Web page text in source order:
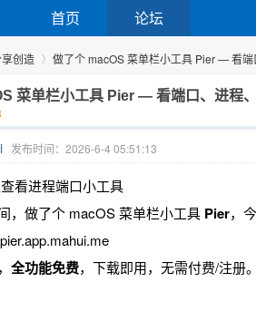
首页 论坛
创造 做了个 macOS 菜单栏小工具 Pier — 看端
菜单栏小工具 Pier — 看端口、进程
发布时间：2026-6-4 05:51:13
看进程端口小工具
，做了个 macOS 菜单栏小工具 Pier，
全功能免费，下载即用，无需付费/注册。